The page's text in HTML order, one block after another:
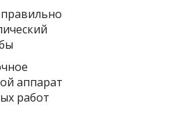
аппарат
работ